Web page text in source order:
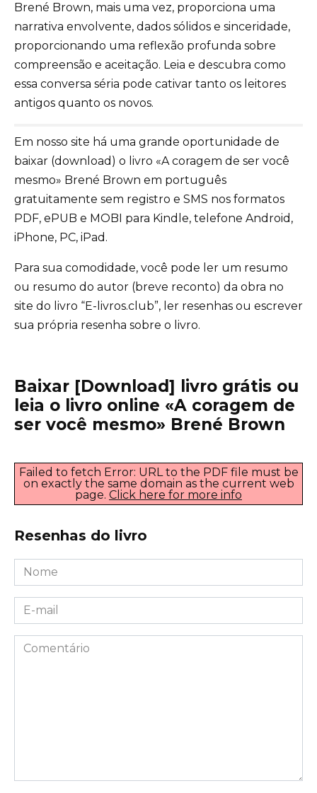
Brené Brown, mais uma vez, proporciona uma
narrativa envolvente, dados sólidos e sinceridade,
proporcionando uma reflexão profunda sobre
compreensão e aceitação. Leia e descubra como
essa conversa séria pode cativar tanto os leitores
antigos quanto os novos.
Em nosso site há uma grande oportunidade de
baixar (download) o livro «A coragem de ser você
mesmo» Brené Brown em português
gratuitamente sem registro e SMS nos formatos
PDF, ePUB e MOBI para Kindle, telefone Android,
iPhone, PC, iPad.
Para sua comodidade, você pode ler um resumo
ou resumo do autor (breve reconto) da obra no
site do livro “E-livros.club”, ler resenhas ou escrever
sua própria resenha sobre o livro.
Baixar [Download] livro grátis ou
leia o livro online «A coragem de
ser você mesmo» Brené Brown
Failed to fetch Error: URL to the PDF file must be
on exactly the same domain as the current web
page. Click here for more info
Resenhas do livro
Nome
*
E-
mail
*Comentário